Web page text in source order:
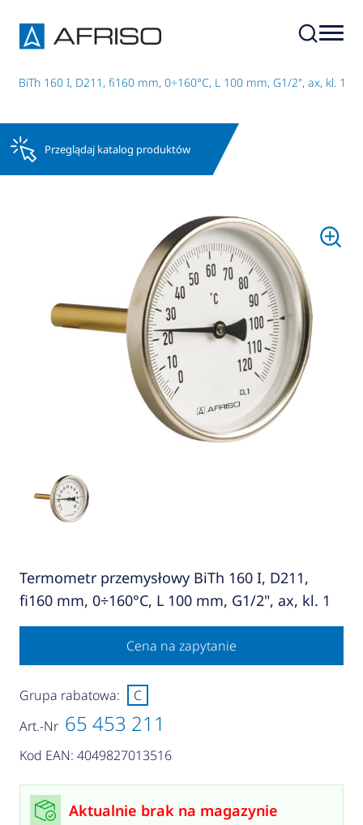
BiTh 160 I, D211, fi160 mm, 0÷160°C, L 100 mm, G1/2", ax, kl. 1
Przeglądaj katalog produktów
Termometr przemysłowy BiTh 160 I, D211,
fi160 mm, 0÷160°C, L 100 mm, G1/2", ax, kl. 1
Cena na zapytanie
Art.-Nr 65 453 211
Kod EAN: 4049827013516
Grupa rabatowa: C
Aktualnie brak na magazynie